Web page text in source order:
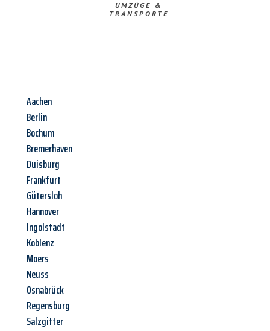
UMZÜGE &
TRANSPORTE
Aachen
Berlin
Bochum
Bremerhaven
Duisburg
Frankfurt
Gütersloh
Hannover
Ingolstadt
Koblenz
Moers
Neuss
Osnabrück
Regensburg
Salzgitter